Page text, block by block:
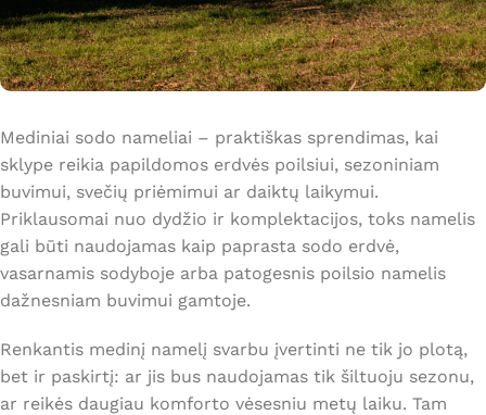
Mediniai sodo nameliai – praktiškas sprendimas, kai
sklype reikia papildomos erdvės poilsiui, sezoniniam
buvimui, svečių priėmimui ar daiktų laikymui.
Priklausomai nuo dydžio ir komplektacijos, toks namelis
gali būti naudojamas kaip paprasta sodo erdvė,
vasarnamis sodyboje arba patogesnis poilsio namelis
dažnesniam buvimui gamtoje.
Renkantis medinį namelį svarbu įvertinti ne tik jo plotą,
bet ir paskirtį: ar jis bus naudojamas tik šiltuoju sezonu,
ar reikės daugiau komforto vėsesniu metų laiku. Tam